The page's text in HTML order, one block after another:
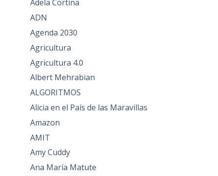
Adela Cortina
ADN
Agenda 2030
Agricultura
Agricultura 4.0
Albert Mehrabian
ALGORITMOS
Alicia en el País de las Maravillas
Amazon
AMIT
Amy Cuddy
Ana María Matute